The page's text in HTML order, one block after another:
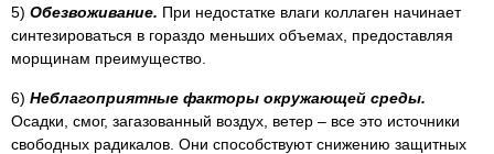
5) Обезвоживание. При недостатке влаги коллаген начинает
синтезироваться в гораздо меньших объемах, предоставляя
морщинам преимущество.
6) Неблагоприятные факторы окружающей среды.
Осадки, смог, загазованный воздух, ветер – все это источники
свободных радикалов. Они способствуют снижению защитных